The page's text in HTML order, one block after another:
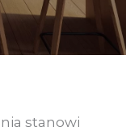
stanowi